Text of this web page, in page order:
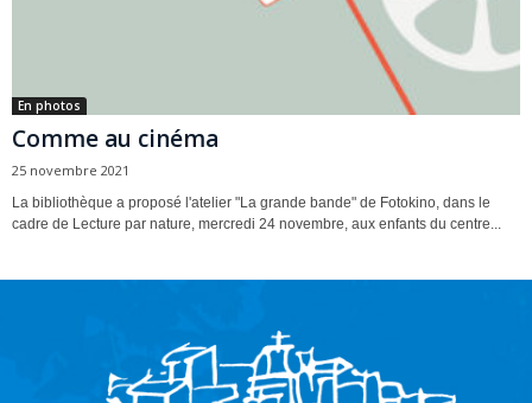
En photos
Comme au cinéma
25 novembre 2021
La bibliothèque a proposé l'atelier "La grande bande" de Fotokino, dans le
cadre de Lecture par nature, mercredi 24 novembre, aux enfants du centre...